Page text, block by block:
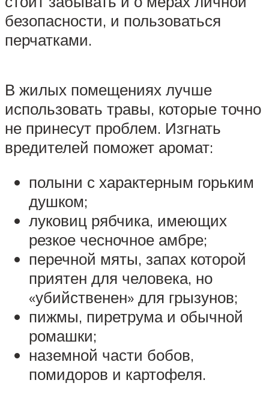
безопасности, и пользоваться
перчатками.
В жилых помещениях лучше
использовать травы, которые точно
не принесут проблем. Изгнать
вредителей поможет аромат:
полыни с характерным горьким
душком;
луковиц рябчика, имеющих
резкое чесночное амбре;
перечной мяты, запах которой
приятен для человека, но
«убийственен» для грызунов;
пижмы, пиретрума и обычной
ромашки;
наземной части бобов,
помидоров и картофеля.